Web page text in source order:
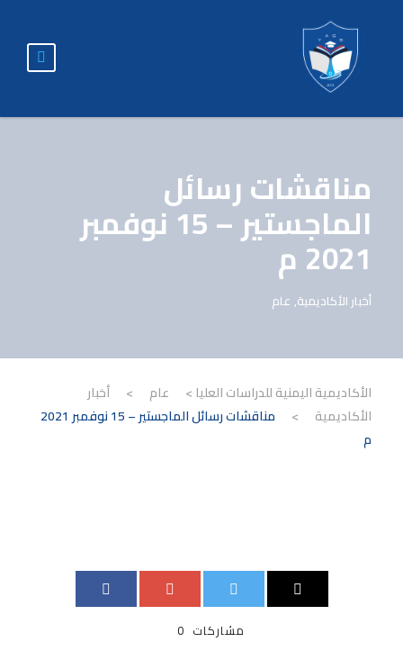
مناقشات رسائل
الماجستير – 15 نوفمبر
2021 م
أخبار الأكاديمية, عام
الأكاديمية اليمنية للدراسات العليا > عام >
أخبار
الأكاديمية
>
مناقشات رسائل الماجستير – 15 نوفمبر 2021
م
0 مشاركات